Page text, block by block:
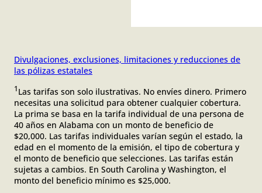
Divulgaciones, exclusiones, limitaciones y reducciones de
las pólizas estatales
1 Las tarifas son solo ilustrativas. No envíes dinero. Primero
necesitas una solicitud para obtener cualquier cobertura.
La prima se basa en la tarifa individual de una persona de
40 años en Alabama con un monto de beneficio de
$20,000. Las tarifas individuales varían según el estado, la
edad en el momento de la emisión, el tipo de cobertura y
el monto de beneficio que selecciones. Las tarifas están
sujetas a cambios. En South Carolina y Washington, el
monto del beneficio mínimo es $25,000.